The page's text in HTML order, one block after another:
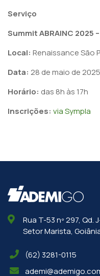
Serviço
Summit ABRAINC
Local: Renaissance São
Data: 28 de maio de 2025
Horário: das 8h às 17h
Inscrições: via Sympla
Rua T-53 nº 297, Qd.
Setor Marista,
(62) 3281-0115